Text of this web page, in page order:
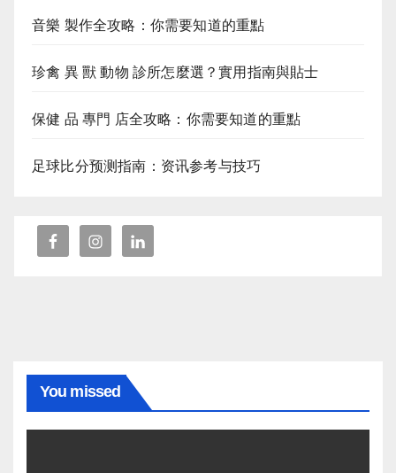
音樂 製作全攻略：你需要知道的重點
珍禽 異 獸 動物 診所怎麼選？實用指南與貼士
保健 品 專門 店全攻略：你需要知道的重點
足球比分预测指南：资讯参考与技巧
You missed